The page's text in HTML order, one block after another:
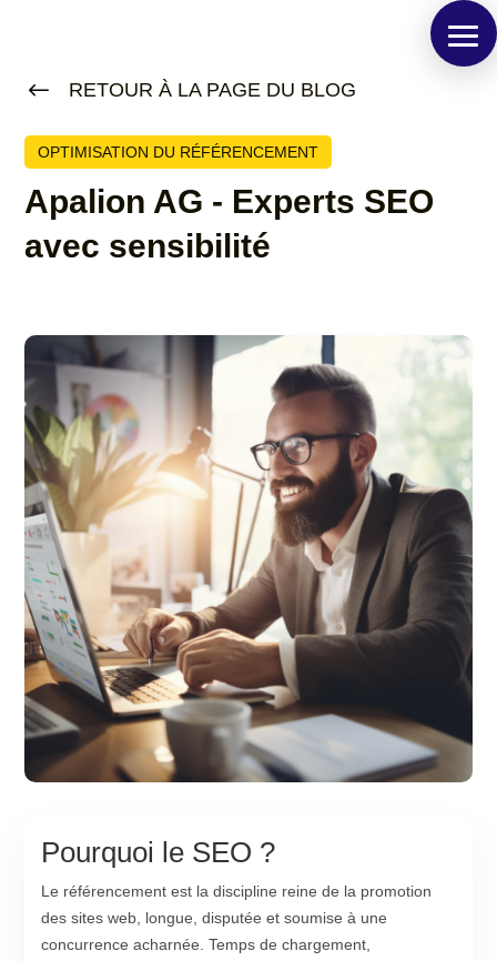
# RETOUR À LA PAGE DU BLOG
OPTIMISATION DU RÉFÉRENCEMENT
Apalion AG - Experts SEO
avec sensibilité
Pourquoi le SEO ?
Le référencement est la discipline reine de la promotion
des sites web, longue, disputée et soumise à une
concurrence acharnée. Temps de chargement,